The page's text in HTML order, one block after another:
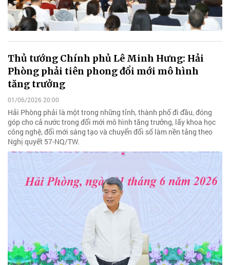
Thủ tướng Chính phủ Lê Minh Hưng: Hải
Phòng phải tiên phong đổi mới mô hình
tăng trưởng
01/06/2026 20:00
Hải Phòng phải là một trong những tỉnh, thành phố đi đầu, đóng
góp cho cả nước trong đổi mới mô hình tăng trưởng, lấy khoa học
công nghệ, đổi mới sáng tạo và chuyển đổi số làm nền tảng theo
Nghị quyết 57-NQ/TW.